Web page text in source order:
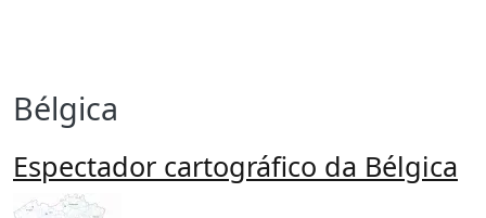
Bélgica
Espectador cartográfico da Bélgica
Imagen